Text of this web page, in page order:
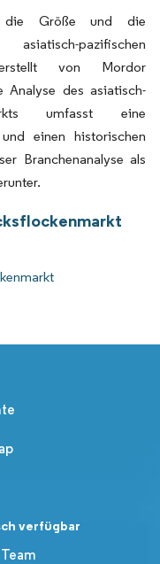
die Größe und die
pazifischen
erstellt von Mordor
des asiatisch-
umfasst eine
einen historischen
Branchenanalyse als
verfügbar